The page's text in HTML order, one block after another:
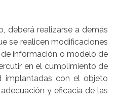
deberá realizarse a demás
se realicen modificaciones
información o modelo de
en el cumplimiento de
implantadas con el objeto
y eficacia de las